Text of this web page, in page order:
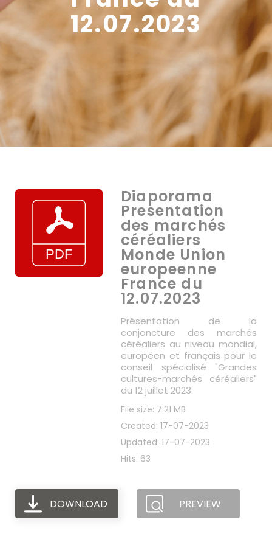
12.07.2023
Diaporama
Presentation
des marchés
céréaliers
Monde Union
europeenne
France du
12.07.2023
Présentation de la
conjoncture des marchés
céréaliers au niveau mondial,
européen et français pour le
conseil spécialisé "Grandes
cultures-marchés céréaliers"
du 12 juillet 2023.
File size: 7.21 MB
Created: 17-07-2023
Updated: 17-07-2023
Hits: 63
DOWNLOAD PREVIEW